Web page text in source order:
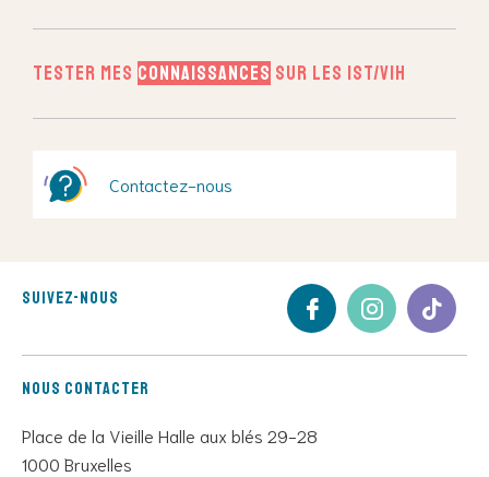
Tester mes connaissances sur les IST/VIH
Contactez-nous
Suivez-nous
Nous contacter
Place de la Vieille Halle aux blés 29-28
1000 Bruxelles